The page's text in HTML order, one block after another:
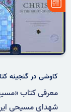
اجتهاد و فقاهت
کاوشی در گنجینه
معرفی کتاب
شهدای مسیحی